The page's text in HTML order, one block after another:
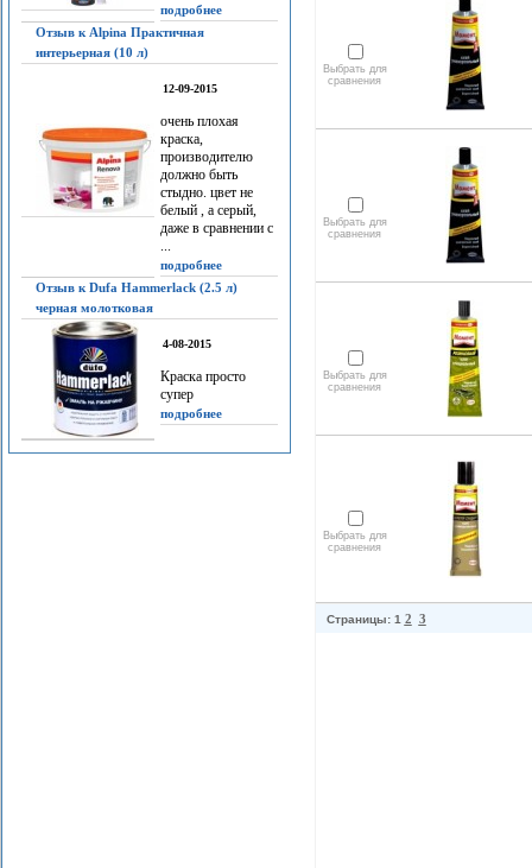
подробнее
Отзыв к Alpina Практичная
интерьерная (10 л)
12-09-2015
очень плохая
краска,
производителю
должно быть
стыдно. цвет не
белый , а серый,
даже в сравнении с
...
подробнее
Отзыв к Dufa Hammerlack (2.5 л)
черная молотковая
4-08-2015
Краска просто
супер
подробнее
Выбрать для
сравнения
Выбрать для
сравнения
Выбрать для
сравнения
Выбрать для
сравнения
Страницы: 1 2 3